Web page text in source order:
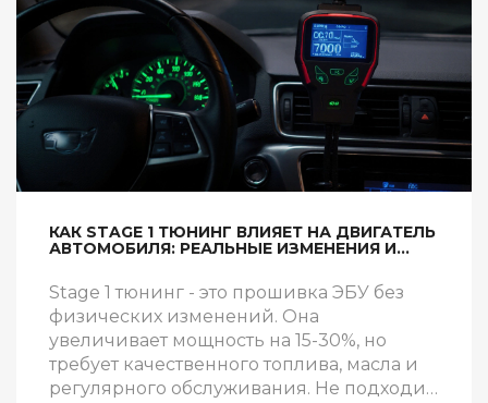
КАК STAGE 1 ТЮНИНГ ВЛИЯЕТ НА ДВИГАТЕЛЬ
АВТОМОБИЛЯ: РЕАЛЬНЫЕ ИЗМЕНЕНИЯ И
Stage 1 тюнинг - это прошивка ЭБУ без
физических изменений. Она
увеличивает мощность на 15-30%, но
требует качественного топлива, масла и
регулярного обслуживания. Не подходит